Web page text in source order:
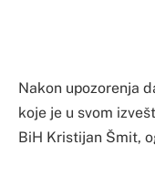
Nakon upozorenja
koje je u svom
BiH Kristijan Šmit,